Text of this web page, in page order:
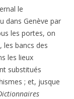
le
dans Genève par
les portes, on
les bancs des
les lieux
substitués
; et, jusque